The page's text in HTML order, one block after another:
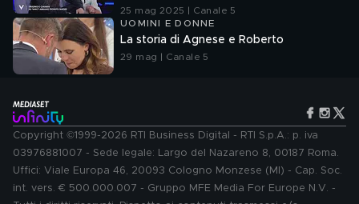
25 mag 2025 | Canale 5
UOMINI E DONNE
La storia di Agnese e Roberto
29 mag | Canale 5
Copyright ©1999-2026 RTI Business Digital - RTI S.p.A.: p. iva
03976881007 - Sede legale: Largo del Nazareno 8, 00187 Roma.
Uffici: Viale Europa 46, 20093 Cologno Monzese (MI) - Cap. Soc.
int. vers. € 500.000.007 - Gruppo MFE Media For Europe N.V. -